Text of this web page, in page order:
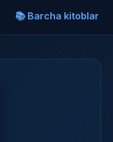
📚 Barcha kitoblar